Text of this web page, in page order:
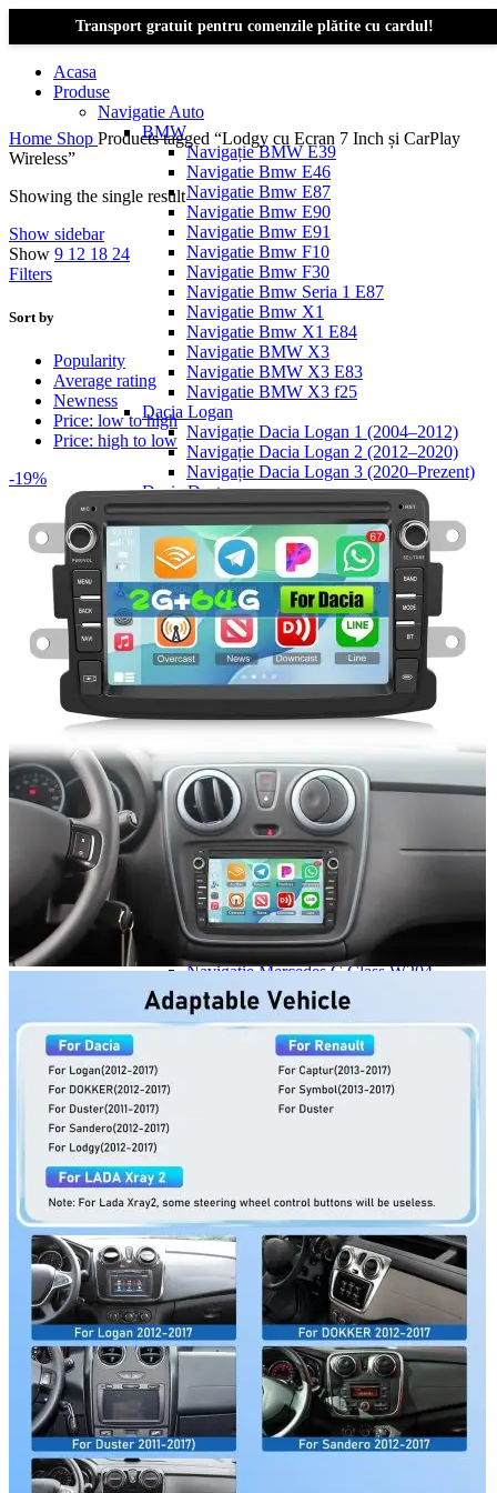
Transport gratuit pentru comenzile plătite cu cardul!
Acasa
Produse
Navigatie Auto
BMW
Navigație BMW E39
Navigatie Bmw E46
Navigatie Bmw E87
Navigatie Bmw E90
Navigatie Bmw E91
Navigatie Bmw F10
Navigatie Bmw F30
Navigatie Bmw Seria 1 E87
Navigatie Bmw X1
Navigatie Bmw X1 E84
Navigatie BMW X3
Navigatie BMW X3 E83
Navigatie BMW X3 f25
Dacia Logan
Navigație Dacia Logan 1 (2004–2012)
Navigație Dacia Logan 2 (2012–2020)
Navigație Dacia Logan 3 (2020–Prezent)
Dacia Duster
Navigatie Duster 2011
Navigatie Duster 2019
Audi
Navigatie Audi A3 8p
Navigatie Audi A4
Navigatie Audi A4 B6
Navigatie Audi A4 B7
Navigatie Audi A4 B8
Navigatie Audi A5
Navigatie Audi A6 C5
Navigatie Audi A6 C7
Ford
Navigație Ford Fiesta
Navigație Ford Focus 1
Navigație Ford Focus 2
Navigație Ford Focus MK3
Navigație Ford Mondeo MK3
Navigație Ford Mondeo MK4
Navigație Ford Transit
Mercedes
Navigație Mercedes C Class W203
Navigație Mercedes C Class W204
Navigație Mercedes W203
Navigație Mercedes W204
Navigație Mercedes W211
Navigație Mercedes Sprinter
Passat
Navigație Passat B5
Navigație Passat B5 5
Navigație Passat CC
Skoda
Navigație Skoda Fabia 1
Navigație Skoda Fabia 2
Navigație Skoda Octavia 1
Navigație Skoda Octavia 2
Navigație Skoda Octavia 3
Navigație Skoda Rapid
Navigație Skoda Superb 1
Navigație Skoda Superb 2
Navigație Toyota Avensis T25
Portbagaj Plafon Auto
Sub 350 Litri
Peste 350 Litri
Peste 450 litri
Home Shop Products tagged “Lodgy cu Ecran 7 Inch și CarPlay
Wireless”
Showing the single result
Show sidebar
Show 9 12 18 24
Filters
Sort by
Popularity
Average rating
Newness
Price: low to high
Price: high to low
-19%